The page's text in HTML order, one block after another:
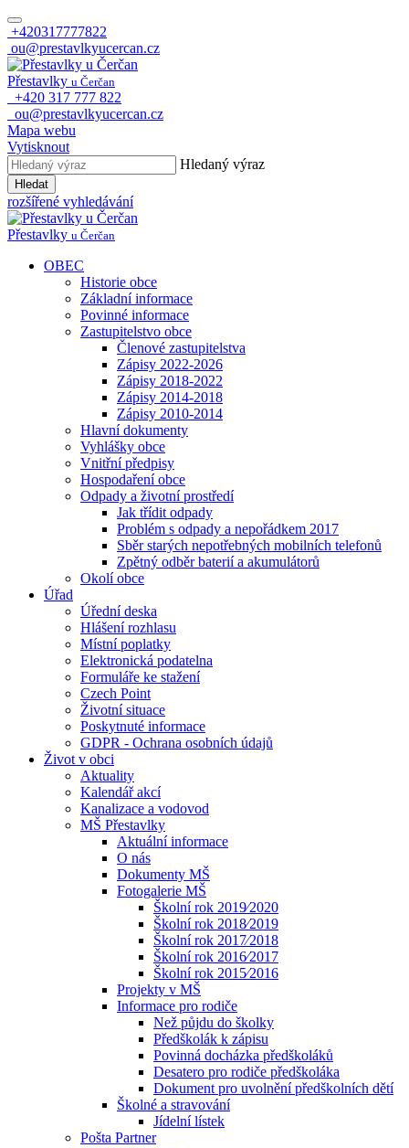
+420317777822
ou@prestavlkyucercan.cz
Přestavlky u Čerčan
+420 317 777 822
ou@prestavlkyucercan.cz
Mapa webu
Vytisknout
Hledaný výraz
Hledat
rozšířené vyhledávání
Přestavlky u Čerčan
OBEC
Historie obce
Základní informace
Povinné informace
Zastupitelstvo obce
Členové zastupitelstva
Zápisy 2022-2026
Zápisy 2018-2022
Zápisy 2014-2018
Zápisy 2010-2014
Hlavní dokumenty
Vyhlášky obce
Vnitřní předpisy
Hospodaření obce
Odpady a životní prostředí
Jak třídit odpady
Problém s odpady a nepořádkem 2017
Sběr starých nepotřebných mobilních telefonů
Zpětný odběr baterií a akumulátorů
Okolí obce
Úřad
Úřední deska
Hlášení rozhlasu
Místní poplatky
Elektronická podatelna
Formuláře ke stažení
Czech Point
Životní situace
Poskytnuté informace
GDPR - Ochrana osobních údajů
Život v obci
Aktuality
Kalendář akcí
Kanalizace a vodovod
MŠ Přestavlky
Aktuální informace
O nás
Dokumenty MŠ
Fotogalerie MŠ
Školní rok 2019⁄2020
Školní rok 2018⁄2019
Školní rok 2017⁄2018
Školní rok 2016⁄2017
Školní rok 2015⁄2016
Projekty v MŠ
Informace pro rodiče
Než půjdu do školky
Předškolák k zápisu
Povinná docházka předškoláků
Desatero pro rodiče předškoláka
Dokument pro uvolnění předškolních dětí
Školné a stravování
Jídelní lístek
Pošta Partner